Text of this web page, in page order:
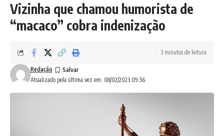
Vizinha que chamou humorista de
“macaco” cobra indenização
Atualizado pela última vez em: 08/02/2023 09:56
Redação
3 minutos de leitura